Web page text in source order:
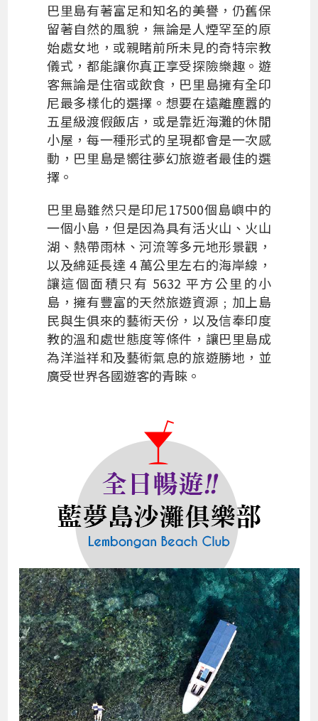
巴里島有著富足和知名的美譽，仍舊保
留著自然的風貌，無論是人煙罕至的原
始處女地，或親睹前所未見的奇特宗教
儀式，都能讓你真正享受探險樂趣。遊
客無論是住宿或飲食，巴里島擁有全印
尼最多樣化的選擇。想要在遠離塵囂的
五星級渡假飯店，或是靠近海灘的休閒
小屋，每一種形式的呈現都會是一次感
動，巴里島是嚮往夢幻旅遊者最佳的選
擇。
巴里島雖然只是印尼17500個島嶼中的
一個小島，但是因為具有活火山、火山
湖、熱帶雨林、河流等多元地形景觀，
以及綿延長達 4 萬公里左右的海岸線，
讓這個面積只有 5632 平方公里的小
島，擁有豐富的天然旅遊資源﹔加上島
民與生俱來的藝術天份，以及信奉印度
教的溫和處世態度等條件，讓巴里島成
為洋溢祥和及藝術氣息的旅遊勝地，並
廣受世界各國遊客的青睞。